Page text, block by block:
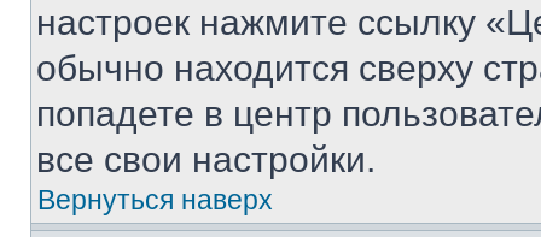
настроек нажмите ссылку
обычно находится сверху
попадете в центр
все свои настройки.
Вернуться наверх